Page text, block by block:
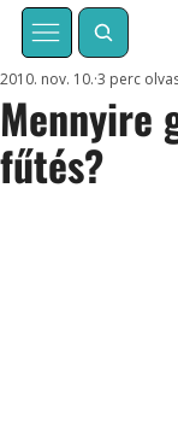
Mennyire
fűtés?
2010. nov. 10. 3 perc